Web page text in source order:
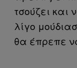
τσούζει και
λίγο
θα έπρεπε